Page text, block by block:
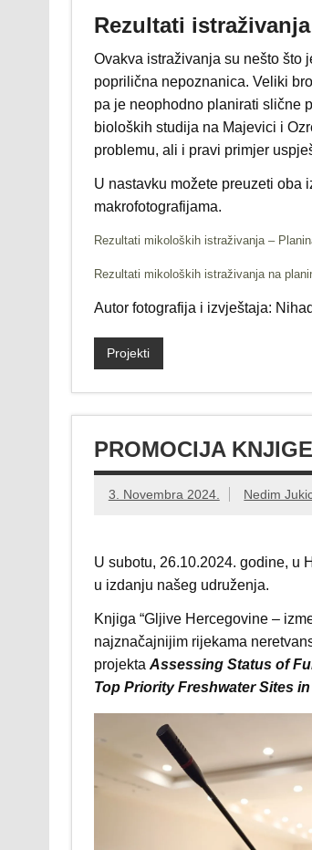
Rezultati istraživanja
Ovakva istraživanja su nešto što
poprilična nepoznanica. Veliki
pa je neophodno planirati slične
bioloških studija na Majevici i
problemu, ali i pravi primjer
U nastavku možete preuzeti oba
makrofotografijama.
Rezultati mikoloških istraživanja –
Rezultati mikoloških istraživanja na
Autor fotografija i izvještaja:
Projekti
PROMOCIJA
3. Novembra 2024. Nedim
U subotu, 26.10.2024. godine, u
u izdanju našeg udruženja.
Knjiga “Gljive Hercegovine –
najznačajnijim rijekama
projekta Assessing Status of
Top Priority Freshwater Sites